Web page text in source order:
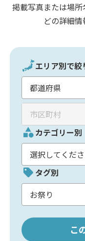
掲載写真または場
どの詳細情
エリア別で絞
カテゴリー別
タグ別
こ